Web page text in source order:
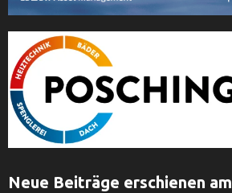
Neue Beiträge erschienen am